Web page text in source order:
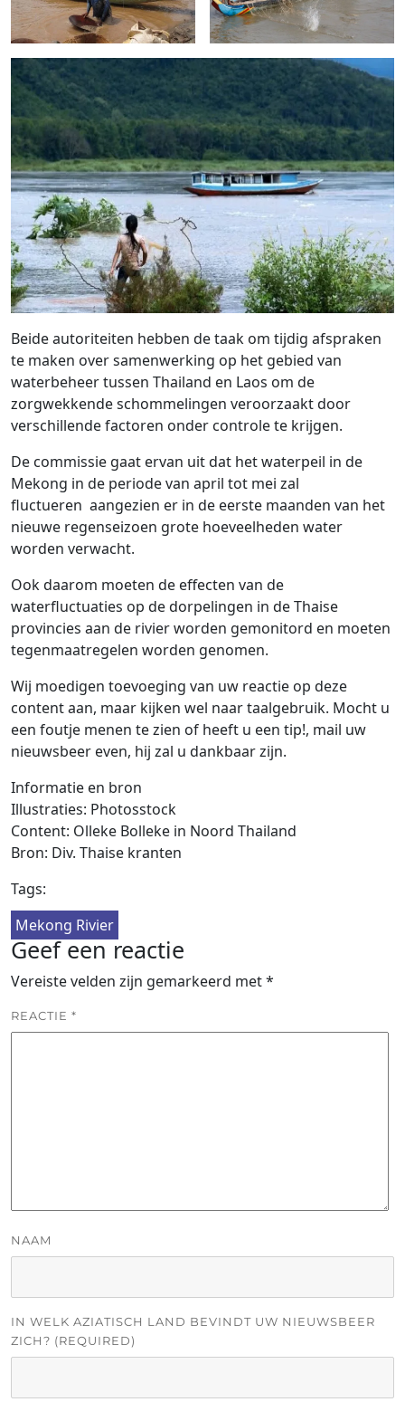
Beide autoriteiten hebben de taak om tijdig afspraken
te maken over samenwerking op het gebied van
waterbeheer tussen Thailand en Laos om de
zorgwekkende schommelingen veroorzaakt door
verschillende factoren onder controle te krijgen.
De commissie gaat ervan uit dat het waterpeil in de
Mekong in de periode van april tot mei zal
fluctueren aangezien er in de eerste maanden van het
nieuwe regenseizoen grote hoeveelheden water
worden verwacht.
Ook daarom moeten de effecten van de
waterfluctuaties op de dorpelingen in de Thaise
provincies aan de rivier worden gemonitord en moeten
tegenmaatregelen worden genomen.
Wij moedigen toevoeging van uw reactie op deze
content aan, maar kijken wel naar taalgebruik. Mocht u
een foutje menen te zien of heeft u een tip!, mail uw
nieuwsbeer even, hij zal u dankbaar zijn.
Informatie en bron
Illustraties: Photosstock
Content: Olleke Bolleke in Noord Thailand
Bron: Div. Thaise kranten
Tags:
Mekong Rivier
Geef een reactie
Vereiste velden zijn gemarkeerd met*
REACTIE *
NAAM
IN WELK AZIATISCH LAND BEVINDT UW NIEUWSBEER
ZICH? (REQUIRED)